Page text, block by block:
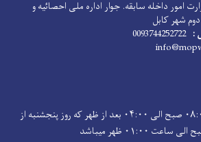
امور داخله سابقه. جوار اداره ملی احصائیه و
شهر کابل
:
0093744252722
ساعت کاری : ۰۸:۰۰ صبح الی ۰۴:۰۰ بعد از ظهر که روز پنجشنبه از